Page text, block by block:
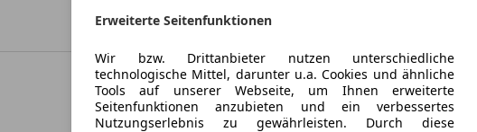
Kfz-Versicherung
Versicherungsschutz an Ihre Bedürfnisse
Erweiterte Seitenfunktionen
Wir bzw. Drittanbieter nutzen unterschiedliche
technologische Mittel, darunter u.a. Cookies und ähnliche
Tools auf unserer Webseite, um Ihnen erweiterte
Seitenfunktionen anzubieten und ein verbessertes
Nutzungserlebnis zu gewährleisten. Durch diese